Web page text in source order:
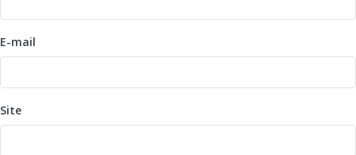
E-mail
Site